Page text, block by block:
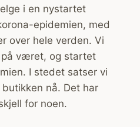
i en nystartet
epidemien, med
over hele verden. Vi
været, og startet
I stedet satser vi
nå. Det har
for noen.